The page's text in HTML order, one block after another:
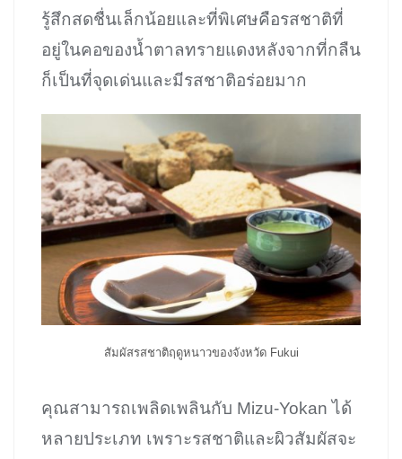
รู้สึกสดชื่นเล็กน้อยและที่พิเศษคือรสชาติที่
อยู่ในคอของน้ำตาลทรายแดงหลังจากที่กลืน
ก็เป็นที่จุดเด่นและมีรสชาติอร่อยมาก
สัมผัสรสชาติฤดูหนาวของจังหวัด Fukui
คุณสามารถเพลิดเพลินกับ Mizu-Yokan ได้
หลายประเภท เพราะรสชาติและผิวสัมผัสจะ